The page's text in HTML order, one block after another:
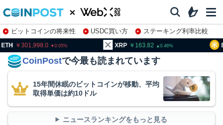
ビットコインの将来性 USDC買い方
ステーキング利率比較
株特集・関連銘柄
0.05 163.82 0.46
CoinPostで今最も読まれています
15年間休眠のビットコインが移動、平均
取得単価は約10ドル
ニュースランキングをもっと見る